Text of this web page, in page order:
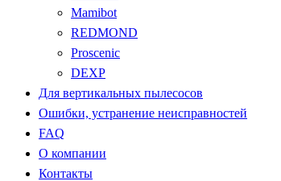
Mamibot
REDMOND
Proscenic
DEXP
Для вертикальных пылесосов
Ошибки, устранение неисправностей
FAQ
О компании
Контакты